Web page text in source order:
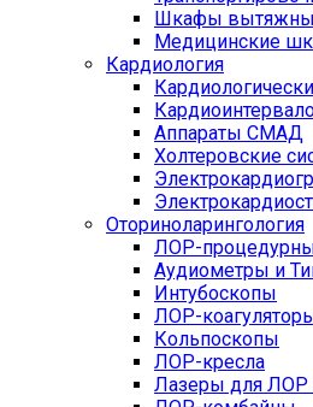
Шкафы
Медицинские
Кардиология
Аппараты СМАД
Холтеровские
Оториноларингология
ЛОР-
Аудиометры и
Интубоскопы
ЛОР-
Кольпоскопы
ЛОР-кресла
Лазеры для ЛОР